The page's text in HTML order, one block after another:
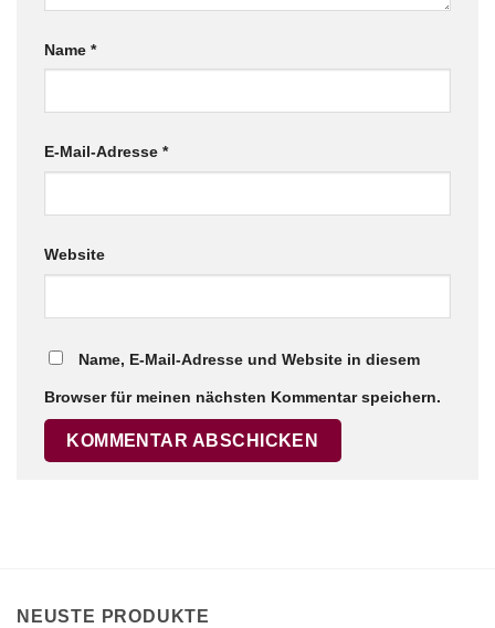
Name *
E-Mail-Adresse *
Website
Name, E-Mail-Adresse und Website in diesem
Browser für meinen nächsten Kommentar speichern.
NEUSTE PRODUKTE